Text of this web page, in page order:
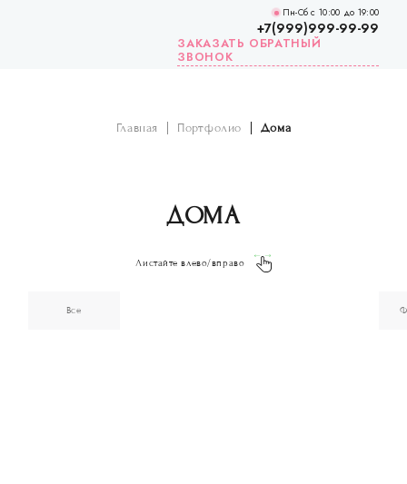
Пн-Сб с 10:00 до 19:00
+7(999)999-99-99
ЗАКАЗАТЬ ОБРАТНЫЙ
ЗВОНОК
Главная Портфолио Дома
ДОМА
Листайте влево/вправо
Все